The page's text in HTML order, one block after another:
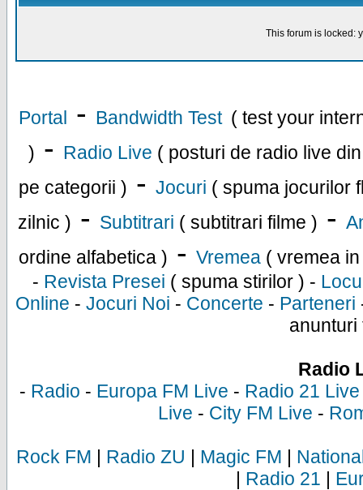
This forum is locked:
Portal - Bandwidth Test ( test your
) - Radio Live ( posturi de radio live
pe categorii ) - Jocuri ( spuma jocurilor
zilnic ) - Subtitrari ( subtitrari filme ) -
ordine alfabetica ) - Vremea ( vremea
- Revista Presei ( spuma stirilor ) -
Online - Jocuri Noi - Concerte - Parteneri
anunturi
Radio
- Radio - Europa FM Live - Radio 21 Live
Live - City FM Live -
Rock FM | Radio ZU | Magic FM |
| Radio 21 |